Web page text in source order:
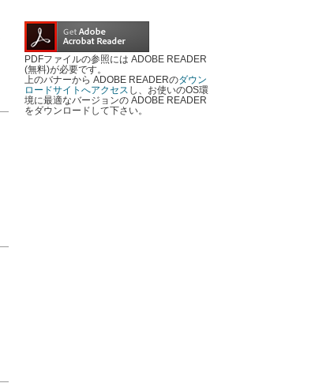
PDFファイルの参照には ADOBE READER
(無料)が必要です。
上のバナーから ADOBE READERのダウン
ロードサイトへアクセス し、お使いのOS環
境に最適なバージョンの ADOBE READER
をダウンロードして下さい。